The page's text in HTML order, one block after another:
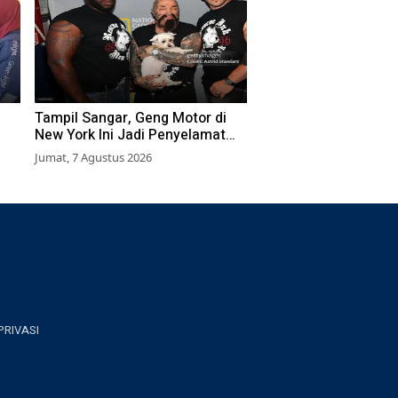
Tampil Sangar, Geng Motor di
New York Ini Jadi Penyelamat
Hewan Terlantar
Jumat, 7 Agustus 2026